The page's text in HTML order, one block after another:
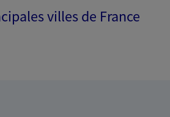
villes de France